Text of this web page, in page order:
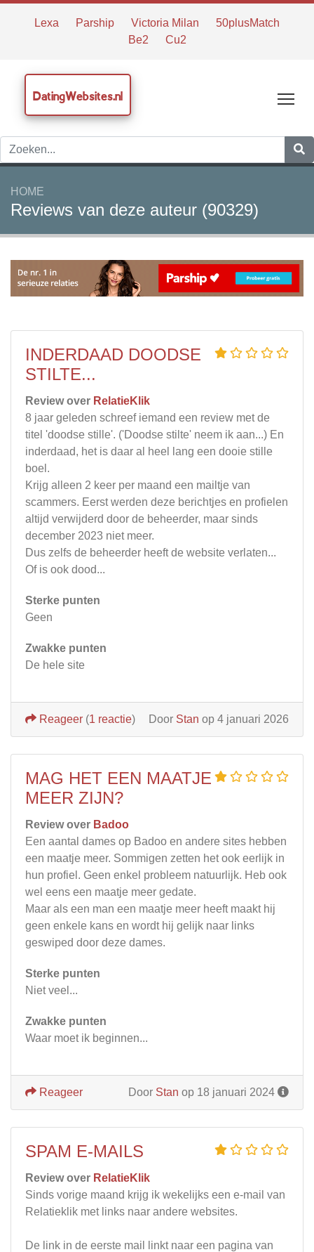
Lexa Parship Victoria Milan
50plusMatch
Be2
Cu2
DatingWebsites.nl
HOME
Reviews van deze auteur (90329)
INDERDAAD DOODSE
STILTE...
Review over RelatieKlik
8 jaar geleden schreef iemand een review met de
titel 'doodse stille'. ('Doodse stilte' neem ik aan...) En
inderdaad, het is daar al heel lang een dooie stille
boel.
Krijg alleen 2 keer per maand een mailtje van
scammers. Eerst werden deze berichtjes en profielen
altijd verwijderd door de beheerder, maar sinds
december 2023 niet meer.
Dus zelfs de beheerder heeft de website verlaten...
Of is ook dood...
Sterke punten
Geen
Zwakke punten
De hele site
Door Stan op 4 januari 2026
Reageer (1 reactie)
MAG HET EEN MAATJE
MEER ZIJN?
Review over Badoo
Een aantal dames op Badoo en andere sites hebben
een maatje meer. Sommigen zetten het ook eerlijk in
hun profiel. Geen enkel probleem natuurlijk. Heb ook
wel eens een maatje meer gedate.
Maar als een man een maatje meer heeft maakt hij
geen enkele kans en wordt hij gelijk naar links
geswiped door deze dames.
Sterke punten
Niet veel...
Zwakke punten
Waar moet ik beginnen...
Door Stan op 18 januari 2024
Reageer
SPAM E-MAILS
Review over RelatieKlik
Sinds vorige maand krijg ik wekelijks een e-mail van
Relatieklik met links naar andere websites.
De link in de eerste mail linkt naar een pagina van